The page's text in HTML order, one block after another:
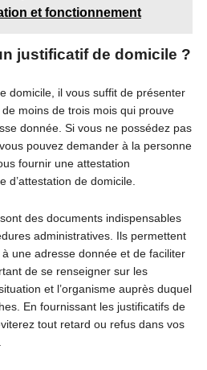
et fonctionnement
justificatif de domicile ?
domicile, il vous suffit de présenter
moins de trois mois qui prouve
donnée. Si vous ne possédez pas
pouvez demander à la personne
fournir une attestation
d’attestation de domicile.
des documents indispensables
administratives. Ils permettent
une adresse donnée et de faciliter
de se renseigner sur les
et l’organisme auprès duquel
En fournissant les justificatifs de
tout retard ou refus dans vos